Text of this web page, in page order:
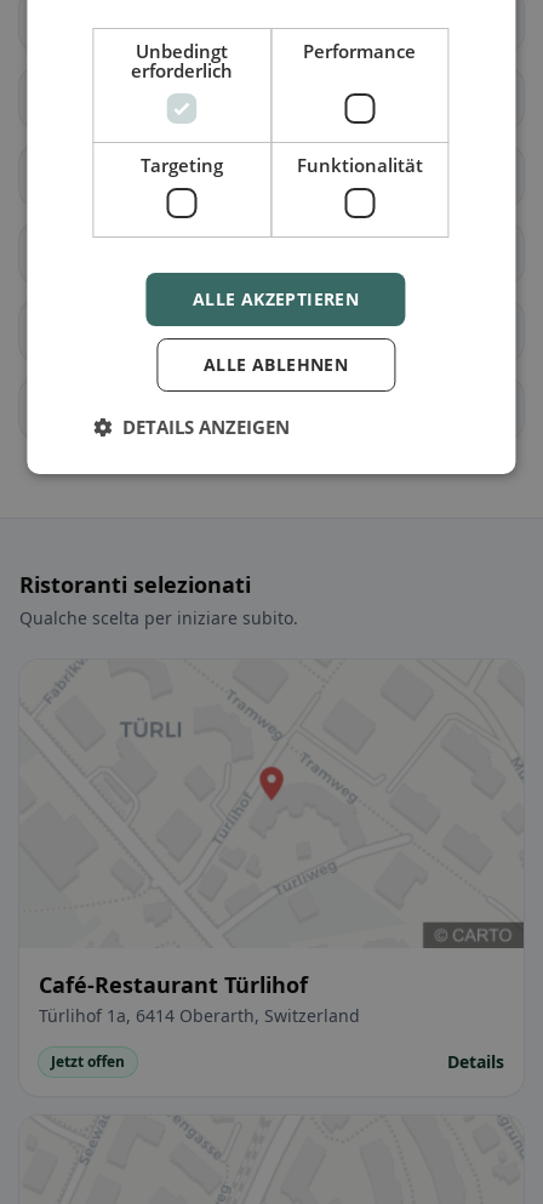
Oberägeri
Steinhausen
allenwinden
Ristoranti selezionati
Qualche scelta per iniziare subito.
Café-Restaurant Türlihof
Türlihof 1a, 6414 Oberarth, Switzerland
Jetzt offen Details
Unbedingt
erforderlich
Performance
Targeting Funktionalität
ALLE AKZEPTIEREN
ALLE ABLEHNEN
DETAILS ANZEIGEN